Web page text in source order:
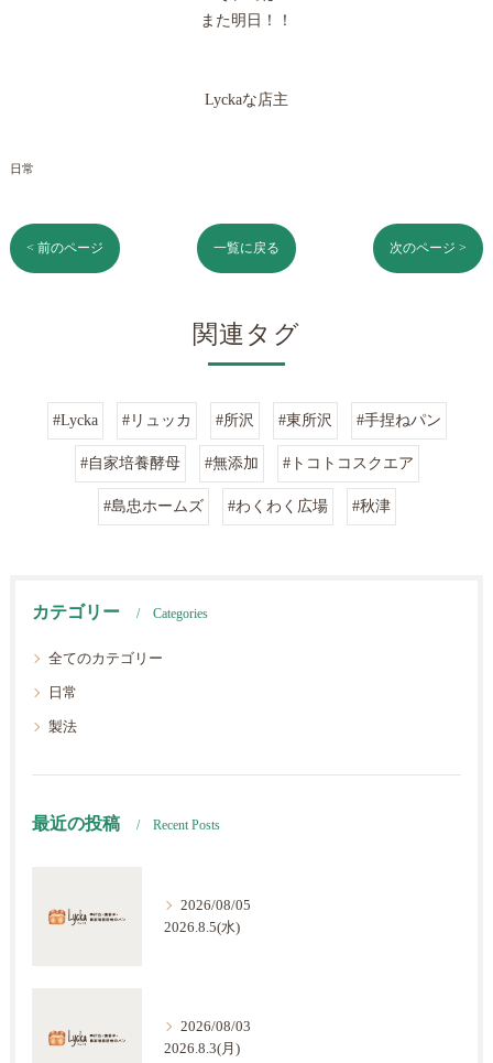
また明日！！
Lyckaな店主
日常
< 前のページ 一覧に戻る 次のページ >
関連タグ
#Lycka #リュッカ #所沢 #東所沢 #手捏ねパン
#自家培養酵母 #無添加 #トコトコスクエア
#島忠ホームズ #わくわく広場 #秋津
カテゴリー Categories
全てのカテゴリー
日常
製法
最近の投稿 Recent Posts
2026/08/05
2026.8.5(水)
2026/08/03
2026.8.3(月)